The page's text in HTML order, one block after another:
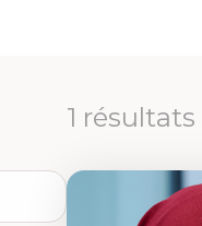
1 résultats